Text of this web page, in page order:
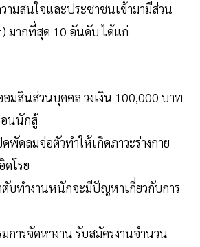
ามสนใจและประชาชนเข้ามามีส่วน
มากที่สุด 10 อันดับ ได้แก่
อมสินส่วนบุคคล วงเงิน 100,000 บาท
นนักสู้
พัดลมจ่อตัวทำให้เกิดภาวะร่างกาย
ดโรย
ตับทำงานหนักจะมีปัญหาเกี่ยวกับการ
การจัดหางาน รับสมัครงานจำนวน